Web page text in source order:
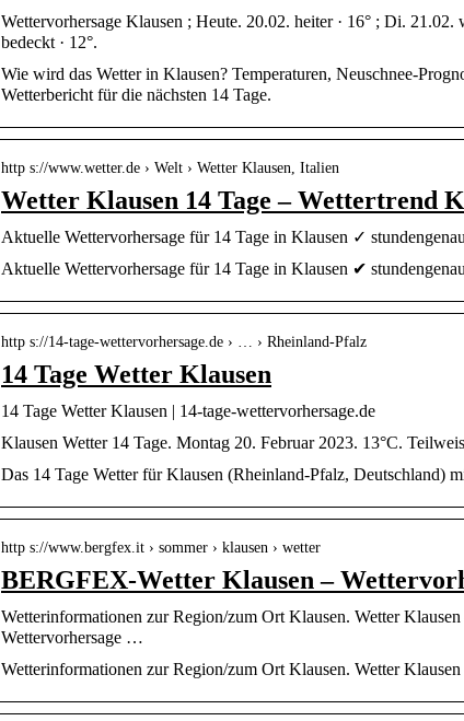
Wettervorhersage Klausen ; Heute. 20.02. heiter · 16° ; Di.
bedeckt · 12°.
Wie wird das Wetter in Klausen? Temperaturen, Neuschnee-
Wetterbericht für die nächsten 14 Tage.
http s://www.wetter.de › Welt › Wetter Klausen, Italien
Wetter Klausen 14 Tage – Wettertrend
Aktuelle Wettervorhersage für 14 Tage in Klausen ✓
Aktuelle Wettervorhersage für 14 Tage in Klausen ✔
http s://14-tage-wettervorhersage.de › … › Rheinland-Pfalz
14 Tage Wetter Klausen
14 Tage Wetter Klausen | 14-tage-wettervorhersage.de
Klausen Wetter 14 Tage. Montag 20. Februar 2023. 13°C.
Das 14 Tage Wetter für Klausen (Rheinland-Pfalz, Deutschland)
http s://www.bergfex.it › sommer › klausen › wetter
BERGFEX-Wetter Klausen –
Wetterinformationen zur Region/zum Ort Klausen. Wetter
Wettervorhersage …
Wetterinformationen zur Region/zum Ort Klausen. Wetter